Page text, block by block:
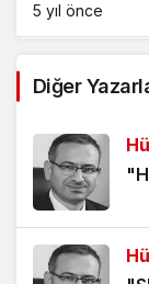
5 yıl önce
5 yıl önce
ÖLÜMÜ
5 yıl önce
5 yıl önce
Diğer